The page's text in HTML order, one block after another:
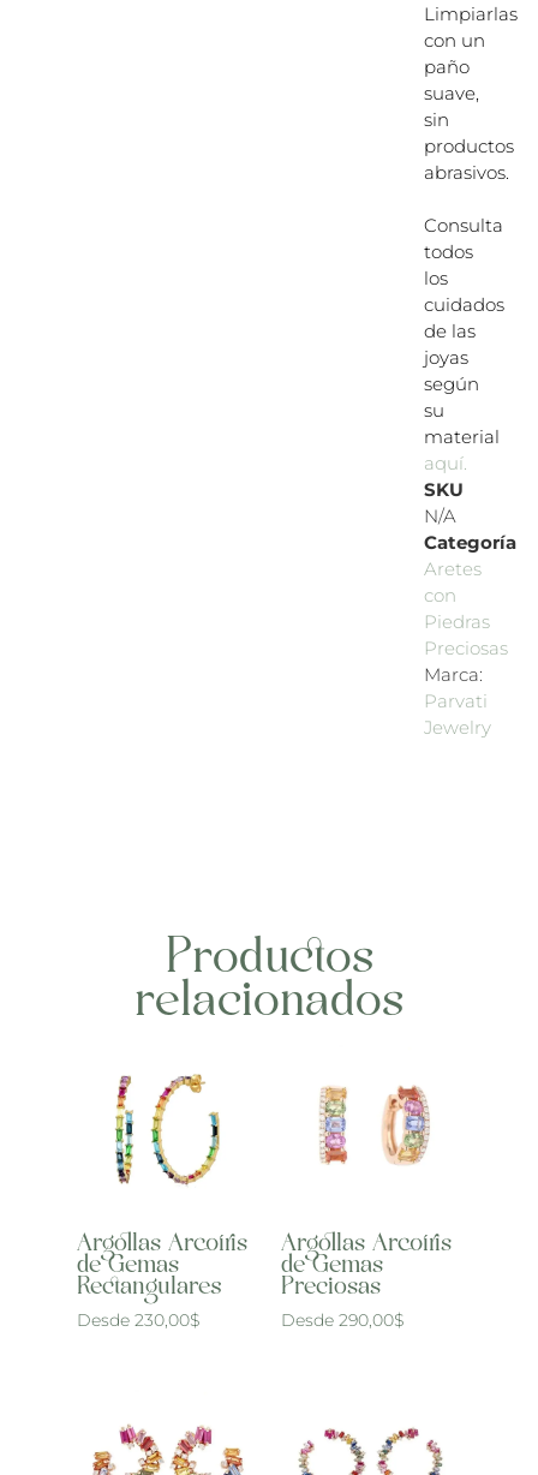
Limpiarlas
con un
paño
suave,
sin
productos
abrasivos.
Consulta
todos
los
cuidados
de las
joyas
según
su
material
aquí.
SKU
N/A
Categoría
Aretes
con
Piedras
Preciosas
Marca:
Parvati
Jewelry
Productos
relacionados
Argollas Arcoíris
de Gemas
Rectangulares
Desde 230,00$
Argollas Arcoíris
de Gemas
Preciosas
Desde 290,00$